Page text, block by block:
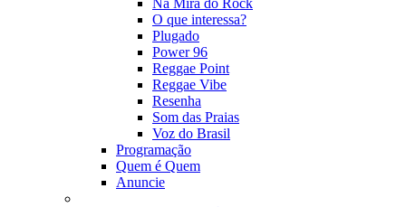
Na Mira do Rock
O que interessa?
Plugado
Power 96
Reggae Point
Reggae Vibe
Resenha
Som das Praias
Voz do Brasil
Programação
Quem é Quem
Anuncie